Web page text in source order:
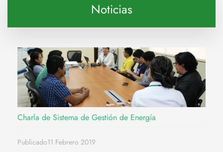
Noticias
Charla de Sistema de Gestión de Energía
Publicado11 Febrero 2019